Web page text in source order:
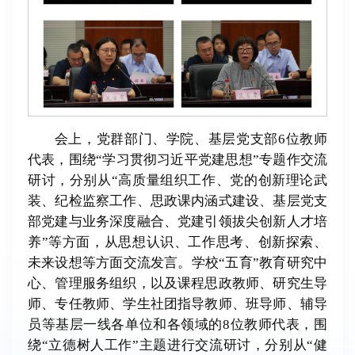
会上，党群部门、学院、基层党支部6位教师
代表，围绕“学习贯彻习近平党建思想”专题作交流
研讨，分别从“高质量组织工作、党的创新理论武
装、纪检监察工作、思政课内涵式建设、基层党支
部党建与业务深度融合、党建引领拔尖创新人才培
养”等方面，从思想认识、工作思考、创新探索、
未来设想等方面交流发言。学校“五育”教育研究中
心、管理服务组织，以及课程思政教师、研究生导
师、专任教师、学生社团指导教师、班导师、辅导
员等基层一线各单位和各领域的8位教师代表，围
绕“立德树人工作”主题进行交流研讨，分别从“健